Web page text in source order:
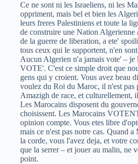
Ce ne sont ni les Israeliens, ni les
oppriment, mais bel et bien les
leurs freres Palestiniens et toute la
de construire une Nation Algerienne
de la guerre de liberation, a ete'
tous ceux qui le supportent, n'en
Aucun Algerien n'a jamais vote' –
VOTE'. C'est ce simple droit que
gens qui y croient. Vous avez beau
voulez du Roi du Maroc, il n'est pas
Amazigh de race, et culturellement,
Les Marocains disposent du
choisissent. Les Marocains
opinion compte. Vous etes libre
mais ce n'est pas notre cas. Quand
la corde, vous l'avez deja, et votre
que la serrer – et jouer au malin, ne
point.